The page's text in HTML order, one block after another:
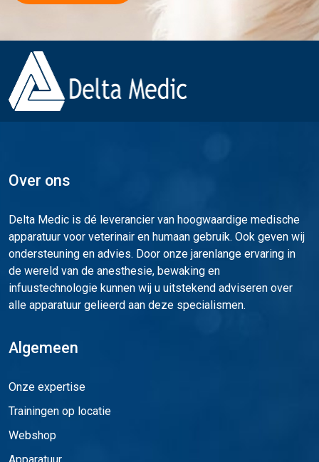
Over ons
Delta Medic is dé leverancier van hoogwaardige medische
apparatuur voor veterinair en humaan gebruik. Ook geven wij
ondersteuning en advies. Door onze jarenlange ervaring in
de wereld van de anesthesie, bewaking en
infuustechnologie kunnen wij u uitstekend adviseren over
alle apparatuur gelieerd aan deze specialismen.
Algemeen
Onze expertise
Trainingen op locatie
Webshop